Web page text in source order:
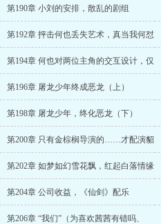
第190章 小刘的安排，散乱的剧组
第192章 抨击何也丢失艺术，真当我何怼
第194章 何也对两位主角的交互设计，仅
第196章 屠龙少年终成恶龙（上）
第198章 屠龙少年，终化恶龙（下）
第200章 只有金棕榈导演的……才配演貂
第202章 如梦如幻雪花飘，红起白落情缘
第204章 公司收益，《仙剑》配乐
第206章 “我们”（为喜欢茜茜有错吗、